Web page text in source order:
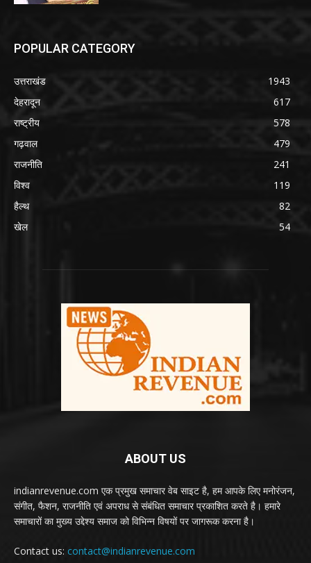
POPULAR CATEGORY
उत्तराखंड
1943
देहरादून
617
राष्ट्रीय
578
गढ़वाल
479
राजनीति
241
विश्व
119
हैल्थ
82
खेल
54
ABOUT US
indianrevenue.com एक प्रमुख समाचार वेब साइट है, हम आपके लिए मनोरंजन,
संगीत, फैशन, राजनीति एवं अपराध से संबंधित समाचार प्रकाशित करते है। हमारे
समाचारों का मुख्य उद्देश्य समाज को विभिन्न विषयों पर जागरूक करना है।
Contact us: contact@indianrevenue.com